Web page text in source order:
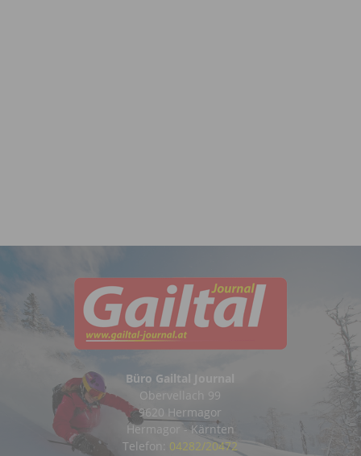
Büro Gailtal Journal
Obervellach 99
9620 Hermagor
Hermagor - Kärnten
Telefon: 04282/20472